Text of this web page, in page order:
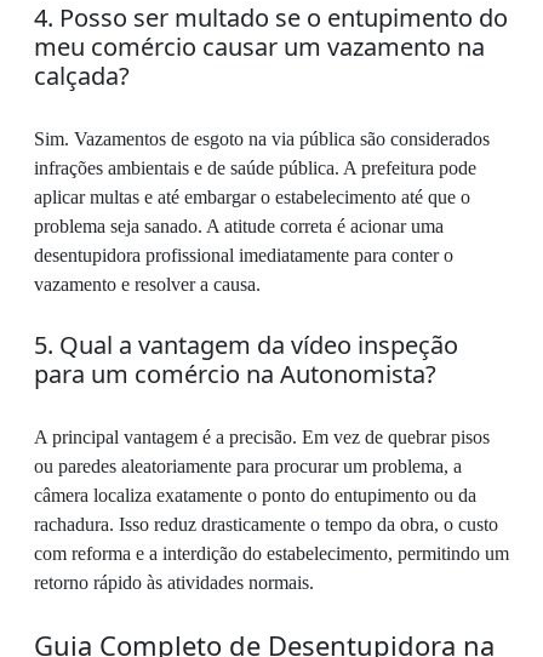
4. Posso ser multado se o entupimento do
meu comércio causar um vazamento na
calçada?
Sim. Vazamentos de esgoto na via pública são considerados
infrações ambientais e de saúde pública. A prefeitura pode
aplicar multas e até embargar o estabelecimento até que o
problema seja sanado. A atitude correta é acionar uma
desentupidora profissional imediatamente para conter o
vazamento e resolver a causa.
5. Qual a vantagem da vídeo inspeção
para um comércio na Autonomista?
A principal vantagem é a precisão. Em vez de quebrar pisos
ou paredes aleatoriamente para procurar um problema, a
câmera localiza exatamente o ponto do entupimento ou da
rachadura. Isso reduz drasticamente o tempo da obra, o custo
com reforma e a interdição do estabelecimento, permitindo um
retorno rápido às atividades normais.
Guia Completo de Desentupidora na